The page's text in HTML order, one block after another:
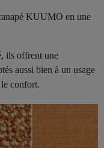
KUUMO en une
ils offrent une
aussi bien à un usage
confort.